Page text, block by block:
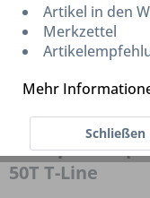
Brompton
50T T-Line
Artikel in den
Merkzettel
Mehr
Schließen